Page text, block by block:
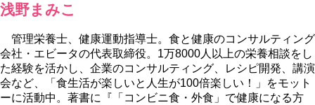
浅野まみこ
管理栄養士、健康運動指導士。食と健康のコンサルティング
会社・エビータの代表取締役。1万8000人以上の栄養相談をし
た経験を活かし、企業のコンサルティング、レシピ開発、講演
会など、「食生活が楽しいと人生が100倍楽しい！」をモット
ーに活動中。著書に『「コンビニ食・外食」で健康になる方